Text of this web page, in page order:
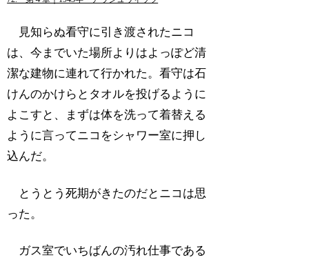
見知らぬ看守に引き渡されたニコ
は、今までいた場所よりはよっぽど清
潔な建物に連れて行かれた。看守は石
けんのかけらとタオルを投げるように
よこすと、まずは体を洗って着替える
ように言ってニコをシャワー室に押し
込んだ。
とうとう死期がきたのだとニコは思
った。
ガス室でいちばんの汚れ仕事である